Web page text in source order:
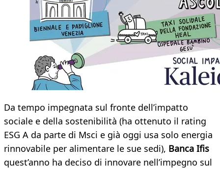
Da tempo impegnata sul fronte dell’impatto
sociale e della sostenibilità (ha ottenuto il rating
ESG A da parte di Msci e già oggi usa solo energia
rinnovabile per alimentare le sue sedi), Banca Ifis
quest’anno ha deciso di innovare nell’impegno sul